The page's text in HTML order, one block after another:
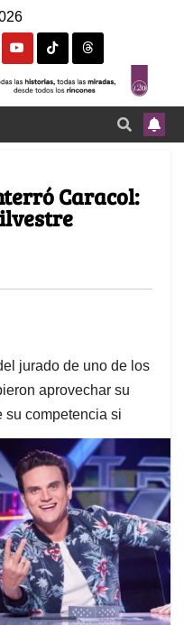
Caracol:
jurado de uno de los
aprovechar su
su competencia si